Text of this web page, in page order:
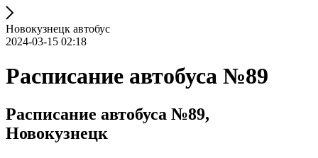
Новокузнецк автобус
2024-03-15 02:18
Расписание автобуса №89
Расписание автобуса №89,
Новокузнецк